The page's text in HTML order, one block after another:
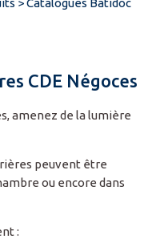
>Catalogues Batidoc
CDE Négoces
amenez de la lumière
peuvent être
ou encore dans
: